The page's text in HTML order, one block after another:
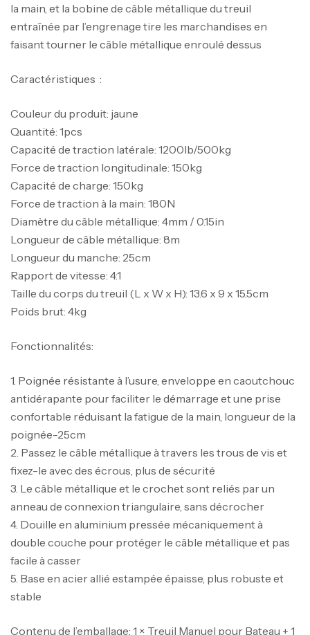
la main, et la bobine de câble métallique du treuil
entraînée par l’engrenage tire les marchandises en
faisant tourner le câble métallique enroulé dessus
Caractéristiques :
Couleur du produit: jaune
Quantité: 1pcs
Capacité de traction latérale: 1200lb/500kg
Force de traction longitudinale: 150kg
Capacité de charge: 150kg
Force de traction à la main: 180N
Diamètre du câble métallique: 4mm / 0.15in
Longueur de câble métallique: 8m
Longueur du manche: 25cm
Rapport de vitesse: 4:1
Taille du corps du treuil (L x W x H): 13.6 x 9 x 15.5cm
Poids brut: 4kg
Fonctionnalités:
1. Poignée résistante à l’usure, enveloppe en caoutchouc
antidérapante pour faciliter le démarrage et une prise
confortable réduisant la fatigue de la main, longueur de la
poignée-25cm
2. Passez le câble métallique à travers les trous de vis et
fixez-le avec des écrous, plus de sécurité
3. Le câble métallique et le crochet sont reliés par un
anneau de connexion triangulaire, sans décrocher
4. Douille en aluminium pressée mécaniquement à
double couche pour protéger le câble métallique et pas
facile à casser
5. Base en acier allié estampée épaisse, plus robuste et
stable
Contenu de l’emballage: 1 × Treuil Manuel pour Bateau + 1